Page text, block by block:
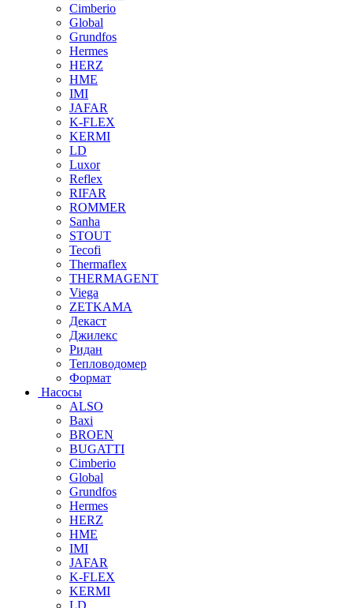
Cimberio
Global
Grundfos
Hermes
HERZ
HME
IMI
JAFAR
K-FLEX
KERMI
LD
Luxor
Reflex
RIFAR
ROMMER
Sanha
STOUT
Tecofi
Thermaflex
THERMAGENT
Viega
ZETKAMA
Декаст
Джилекс
Ридан
Тепловодомер
Формат
Насосы
ALSO
Baxi
BROEN
BUGATTI
Cimberio
Global
Grundfos
Hermes
HERZ
HME
IMI
JAFAR
K-FLEX
KERMI
LD